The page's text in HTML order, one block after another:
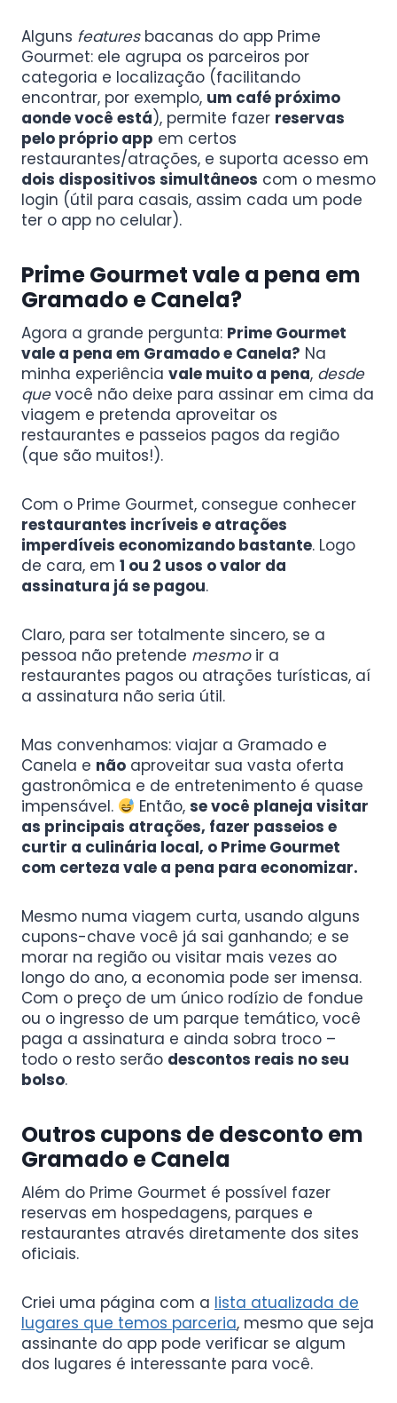
Alguns featuresbacanas do app Prime
Gourmet: ele agrupa os parceiros por
categoria e localização (facilitando
encontrar, por exemplo, um café próximo
aonde você está), permite fazer reservas
pelo próprio app em certos
restaurantes/atrações, e suporta acesso em
dois dispositivos simultâneos com o mesmo
login (útil para casais, assim cada um pode
ter o app no celular).
Prime Gourmet vale a pena em
Gramado e Canela?
Agora a grande pergunta: Prime Gourmet
vale a pena em Gramado e Canela? Na
minha experiência vale muito a pena, desde
quevocê não deixe para assinar em cima da
viagem e pretenda aproveitar os
restaurantes e passeios pagos da região
(que são muitos!).
Com o Prime Gourmet, consegue conhecer
restaurantes incríveis e atrações
imperdíveis economizando bastante. Logo
de cara, em 1 ou 2 usos o valor da
assinatura já se pagou.
Claro, para ser totalmente sincero, se a
pessoa não pretende mesmoir a
restaurantes pagos ou atrações turísticas, aí
a assinatura não seria útil.
Mas convenhamos: viajar a Gramado e
Canela e não aproveitar sua vasta oferta
gastronômica e de entretenimento é quase
impensável.
Então,se você planeja visitar
as principais atrações, fazer passeios e
curtir a culinária local, o Prime Gourmet
com certeza vale a pena para economizar.
Mesmo numa viagem curta, usando alguns
cupons-chave você já sai ganhando; e se
morar na região ou visitar mais vezes ao
longo do ano, a economia pode ser imensa.
Com o preço de um único rodízio de fondue
ou o ingresso de um parque temático, você
paga a assinatura e ainda sobra troco –
todo o resto serão descontos reais no seu
bolso.
Outros cupons de desconto em
Gramado e Canela
Além do Prime Gourmet é possível fazer
reservas em hospedagens, parques e
restaurantes através diretamente dos sites
oficiais.
Criei uma página com a lista atualizada de
lugares que temos parceria, mesmo que seja
assinante do app pode verificar se algum
dos lugares é interessante para você.